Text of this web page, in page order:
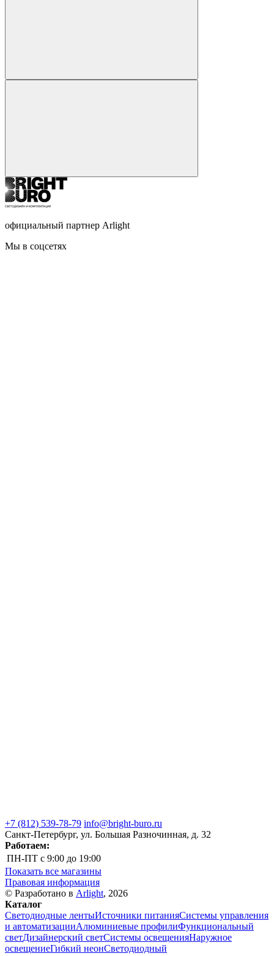
официальный партнер Arlight
Мы в соцсетях
+7 (812) 539-78-79 info@bright-buro.ru
Санкт-Петербург, ул. Большая Разночинная, д. 32
Работаем:
ПН-ПТ с 9:00 до 19:00
Показать все магазины
Правовая информация
© Разработано в Arlight, 2026
Каталог
Светодиодные лентыИсточники питанияСистемы управления
и автоматизацииАлюминиевые профилиФункциональный
светДизайнерский светСистемы освещенияНаружное
освещениеГибкий неонСветодиодный